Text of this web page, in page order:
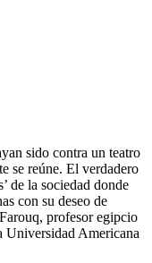
sido contra un teatro
se reúne. El verdadero
de la sociedad donde
con su deseo de
profesor egipcio
Universidad Americana